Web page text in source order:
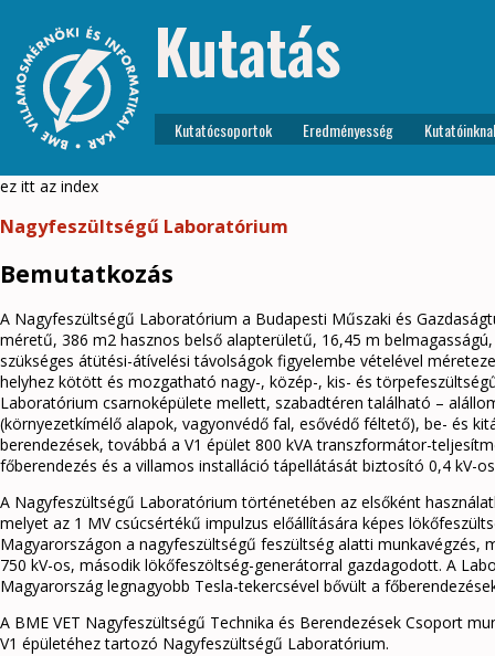
Kutatás
Kutatócsoportok Eredményesség
ez itt az index
Nagyfeszültségű Laboratórium
Bemutatkozás
A Nagyfeszültségű Laboratórium a Budapesti Műszaki és
méretű, 386 m2 hasznos belső alapterületű, 16,45 m
szükséges átütési-átívelési távolságok figyelembe vételével
helyhez kötött és mozgatható nagy-, közép-, kis- és
Laboratórium csarnoképülete mellett, szabadtéren található –
(környezetkímélő alapok, vagyonvédő fal, esővédő féltető), be- és
berendezések, továbbá a V1 épület 800 kVA transzformátor-
főberendezés és a villamos installáció tápellátását biztosító 0,4 kV-
A Nagyfeszültségű Laboratórium történetében az elsőként
melyet az 1 MV csúcsértékű impulzus előállítására képes
Magyarországon a nagyfeszültségű feszültség alatti
750 kV-os, második lökőfeszöltség-generátorral gazdagodott. A
Magyarország legnagyobb Tesla-tekercsével bővült a
A BME VET Nagyfeszültségű Technika és Berendezések Csoport
V1 épületéhez tartozó Nagyfeszültségű Laboratórium.